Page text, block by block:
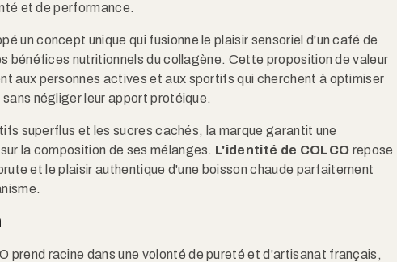
et de performance.
un concept unique qui fusionne le plaisir sensoriel d'un café de
bénéfices nutritionnels du collagène. Cette proposition de valeur
aux personnes actives et aux sportifs qui cherchent à optimiser
sans négliger leur apport protéique.
superflus et les sucres cachés, la marque garantit une
la composition de ses mélanges. L'identité de COLCO repose
et le plaisir authentique d'une boisson chaude parfaitement
prend racine dans une volonté de pureté et d'artisanat français,